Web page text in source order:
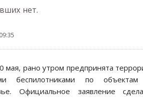
нет.
мая, рано утром предпринята
беспилотниками по
Официальное заявление